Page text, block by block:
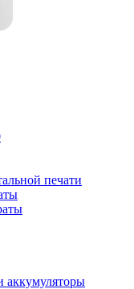
печати
аккумуляторы